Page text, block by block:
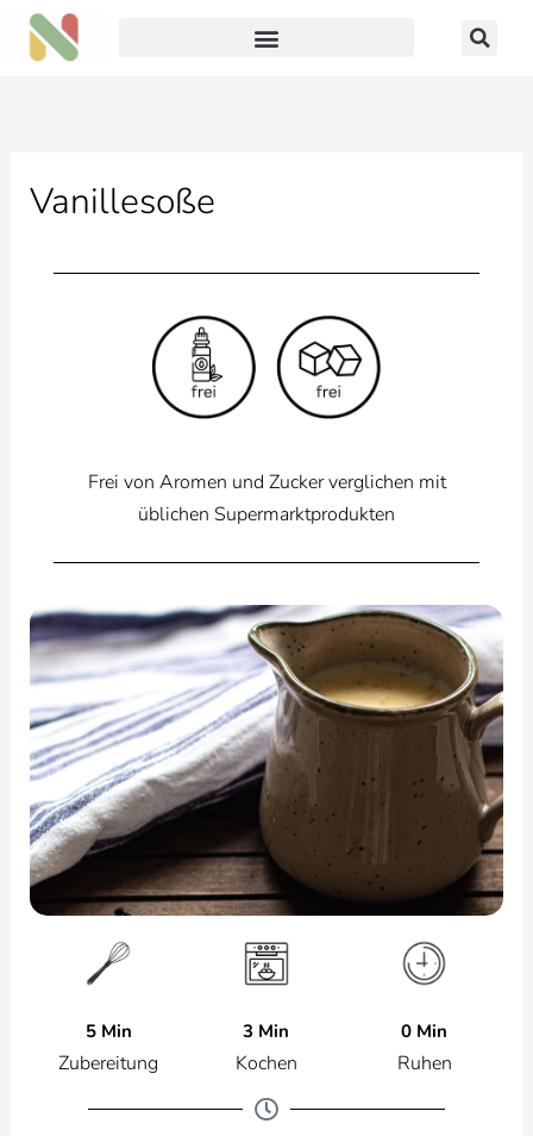
Zum
Inhalt
Vanillesoße
Frei von Aromen und Zucker verglichen mit
üblichen Supermarktprodukten
5 Min
Zubereitung
3 Min
Kochen
0 Min
Ruhen